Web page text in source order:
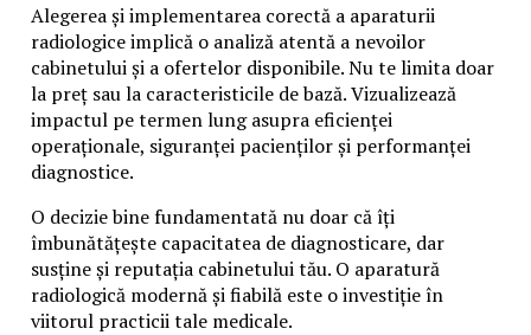
Alegerea și implementarea corectă a aparaturii
radiologice implică o analiză atentă a nevoilor
cabinetului și a ofertelor disponibile. Nu te limita doar
la preț sau la caracteristicile de bază. Vizualizează
impactul pe termen lung asupra eficienței
operaționale, siguranței pacienților și performanței
diagnostice.
O decizie bine fundamentată nu doar că îți
îmbunătățește capacitatea de diagnosticare, dar
susține și reputația cabinetului tău. O aparatură
radiologică modernă și fiabilă este o investiție în
viitorul practicii tale medicale.